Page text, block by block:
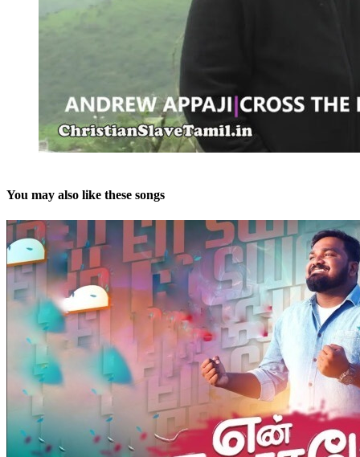
You may also like these songs